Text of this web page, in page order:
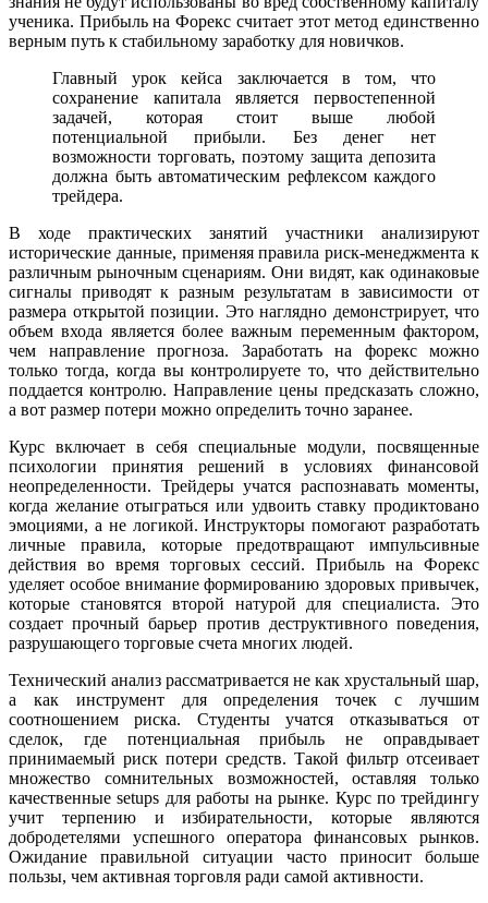
ученика. Прибыль на Форекс считает этот метод единственно
верным путь к стабильному заработку для новичков.
Главный урок кейса заключается в том, что
сохранение капитала является первостепенной
задачей, которая стоит выше любой
потенциальной прибыли. Без денег нет
возможности торговать, поэтому защита депозита
должна быть автоматическим рефлексом каждого
трейдера.
В ходе практических занятий участники анализируют
исторические данные, применяя правила риск-менеджмента к
различным рыночным сценариям. Они видят, как одинаковые
сигналы приводят к разным результатам в зависимости от
размера открытой позиции. Это наглядно демонстрирует, что
объем входа является более важным переменным фактором,
чем направление прогноза. Заработать на форекс можно
только тогда, когда вы контролируете то, что действительно
поддается контролю. Направление цены предсказать сложно,
а вот размер потери можно определить точно заранее.
Курс включает в себя специальные модули, посвященные
психологии принятия решений в условиях финансовой
неопределенности. Трейдеры учатся распознавать моменты,
когда желание отыграться или удвоить ставку продиктовано
эмоциями, а не логикой. Инструкторы помогают разработать
личные правила, которые предотвращают импульсивные
действия во время торговых сессий. Прибыль на Форекс
уделяет особое внимание формированию здоровых привычек,
которые становятся второй натурой для специалиста. Это
создает прочный барьер против деструктивного поведения,
разрушающего торговые счета многих людей.
Технический анализ рассматривается не как хрустальный шар,
а как инструмент для определения точек с лучшим
соотношением риска. Студенты учатся отказываться от
сделок, где потенциальная прибыль не оправдывает
принимаемый риск потери средств. Такой фильтр отсеивает
множество сомнительных возможностей, оставляя только
качественные setups для работы на рынке. Курс по трейдингу
учит терпению и избирательности, которые являются
добродетелями успешного оператора финансовых рынков.
Ожидание правильной ситуации часто приносит больше
пользы, чем активная торговля ради самой активности.